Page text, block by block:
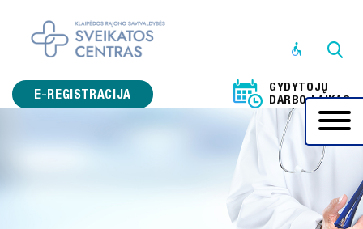
E-REGISTRACIJA
GYDYTOJŲ
DARBO LAIKAS
STRUKTŪRA
IR
KONTAKTINĖ
INFORMACIJA
VEIKLOS